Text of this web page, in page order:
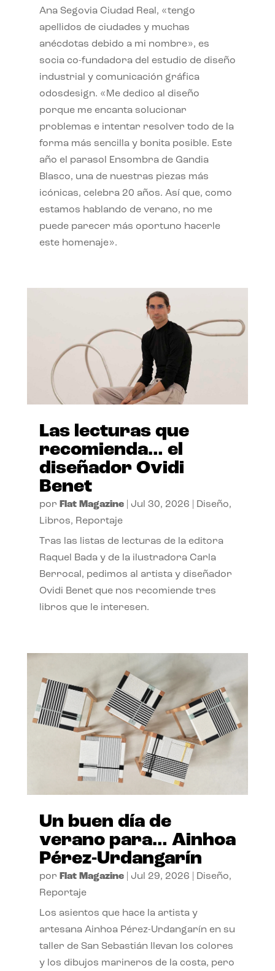
Ana Segovia Ciudad Real, «tengo
apellidos de ciudades y muchas
anécdotas debido a mi nombre», es
socia co-fundadora del estudio de diseño
industrial y comunicación gráfica
odosdesign. «Me dedico al diseño
porque me encanta solucionar
problemas e intentar resolver todo de la
forma más sencilla y bonita posible. Este
año el parasol Ensombra de Gandia
Blasco, una de nuestras piezas más
icónicas, celebra 20 años. Así que, como
estamos hablando de verano, no me
puede parecer más oportuno hacerle
este homenaje».
Las lecturas que
recomienda… el
diseñador Ovidi
Benet
por Flat Magazine| Jul 30, 2026 Diseño,
Libros, Reportaje
Tras las listas de lecturas de la editora
Raquel Bada y de la ilustradora Carla
Berrocal, pedimos al artista y diseñador
Ovidi Benet que nos recomiende tres
libros que le interesen.
Un buen día de
verano para… Ainhoa
Pérez-Urdangarín
por Flat Magazine| Jul 29, 2026 Diseño,
Reportaje
Los asientos que hace la artista y
artesana Ainhoa Pérez-Urdangarín en su
taller de San Sebastián llevan los colores
y los dibujos marineros de la costa, pero